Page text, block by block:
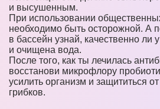
и высушенным.
При использовании
необходимо быть осторожной. А
в бассейн узнай, качественно ли
и очищена вода.
После того, как ты лечилась
восстанови микрофлору
усилить организм и защититься
грибков.